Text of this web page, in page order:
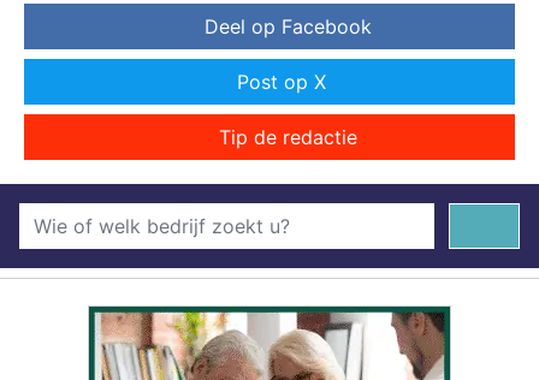
Deel op Facebook
Post op X
Tip de redactie